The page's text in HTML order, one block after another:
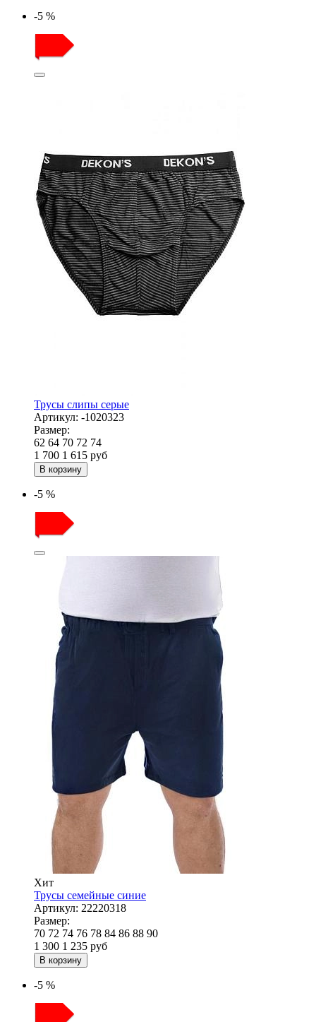
-5 %
Трусы слипы серые
Артикул: -1020323
Размер:
62 64 70 72 74
1 700 1 615 руб
В корзину
-5 %
Хит
Трусы семейные синие
Артикул: 22220318
Размер:
70 72 74 76 78 84 86 88 90
1 300 1 235 руб
В корзину
-5 %